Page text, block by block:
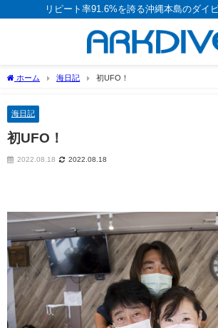
リピート率91.6%を誇る沖縄本島のダイ
ホーム 海日記 初UFO！
海日記
初UFO！
2022.08.18 2022.08.18